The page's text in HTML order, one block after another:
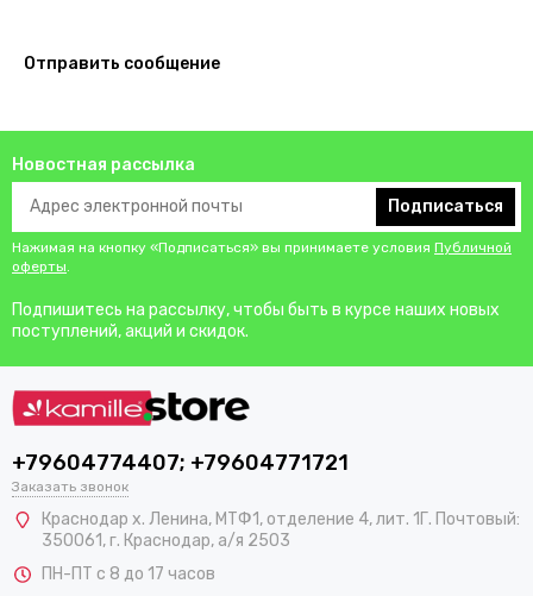
Отправить сообщение
Новостная рассылка
Подписаться
Нажимая на кнопку «Подписаться» вы принимаете условия Публичной
оферты.
Подпишитесь на рассылку, чтобы быть в курсе наших новых
поступлений, акций и скидок.
+79604774407; +79604771721
Заказать звонок
Краснодар х. Ленина, МТФ1, отделение 4, лит. 1Г. Почтовый:
350061, г. Краснодар, а/я 2503
ПН-ПТ с 8 до 17 часов